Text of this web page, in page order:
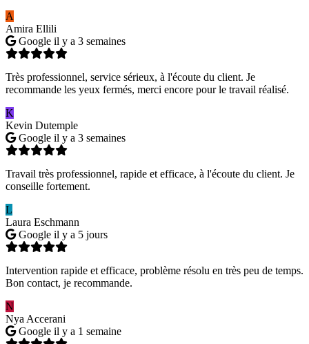
A
Amira Ellili
Google il y a 3 semaines
Très professionnel, service sérieux, à l'écoute du client. Je
recommande les yeux fermés, merci encore pour le travail réalisé.
K
Kevin Dutemple
Google il y a 3 semaines
Travail très professionnel, rapide et efficace, à l'écoute du client. Je
conseille fortement.
L
Laura Eschmann
Google il y a 5 jours
Intervention rapide et efficace, problème résolu en très peu de temps.
Bon contact, je recommande.
N
Nya Accerani
Google il y a 1 semaine